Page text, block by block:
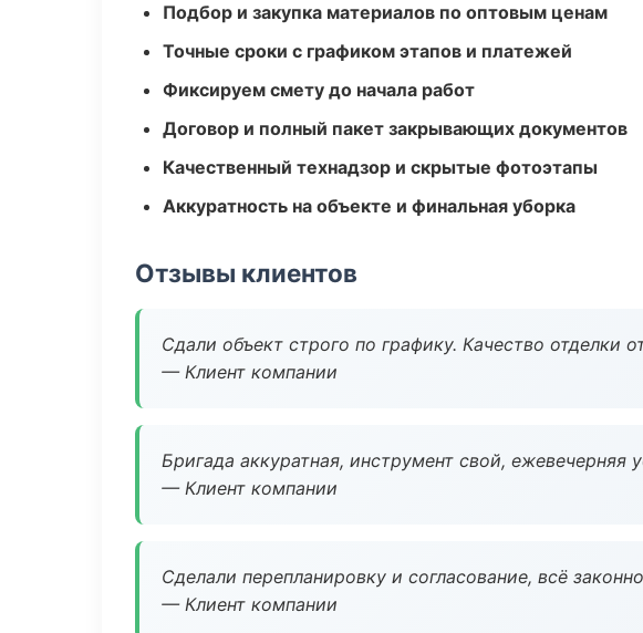
Подбор и закупка материалов по оптовым ценам
Точные сроки с графиком этапов и платежей
Фиксируем смету до начала работ
Договор и полный пакет закрывающих документов
Качественный технадзор и скрытые фотоэтапы
Аккуратность на объекте и финальная уборка
Отзывы клиентов
Сдали объект строго по графику. Качество отделки
— Клиент компании
Бригада аккуратная, инструмент свой, ежевечерняя
— Клиент компании
Сделали перепланировку и согласование, всё
— Клиент компании